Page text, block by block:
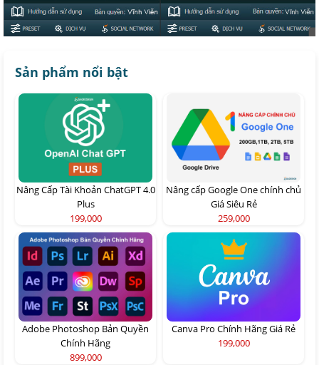
Sản phẩm nổi bật
Nâng Cấp Tài Khoản ChatGPT 4.0
Plus
199,000
Nâng cấp Google One chính chủ
Giá Siêu Rẻ
259,000
Adobe Photoshop Bản Quyền
Chính Hãng
899,000
Canva Pro Chính Hãng Giá Rẻ
199,000